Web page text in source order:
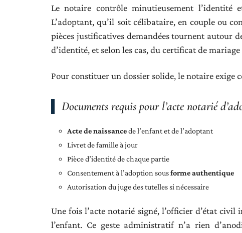
Le notaire contrôle minutieusement
L’adoptant, qu’il soit célibataire, en couple ou
pièces justificatives demandées tournent autour
d’identité, et selon les cas, du certificat de
Pour constituer un dossier solide, le notaire exige
Documents requis pour l’acte notarié
Acte de naissancede l’enfant et de l’adoptant
Livret de famille à jour
Pièce d’identité de chaque partie
Consentement à l’adoption sousforme authentique
Autorisation du juge des tutelles si nécessaire
Une fois l’acte notarié signé, l’officier d’état civil
l’enfant. Ce geste administratif n’a rien